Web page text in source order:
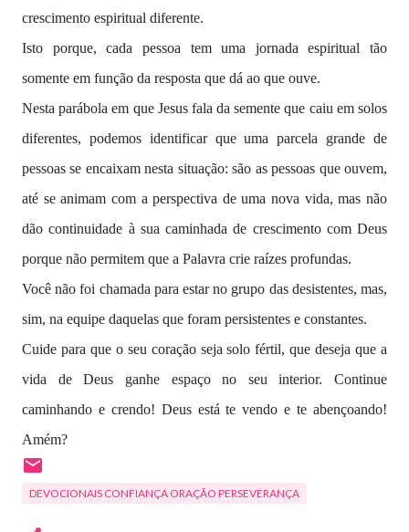
crescimento espiritual diferente.
Isto porque, cada pessoa tem uma jornada espiritual tão
somente em função da resposta que dá ao que ouve.
Nesta parábola em que Jesus fala da semente que caiu em solos
diferentes, podemos identificar que uma parcela grande de
pessoas se encaixam nesta situação: são as pessoas que ouvem,
até se animam com a perspectiva de uma nova vida, mas não
dão continuidade à sua caminhada de crescimento com Deus
porque não permitem que a Palavra crie raízes profundas.
Você não foi chamada para estar no grupo das desistentes, mas,
sim, na equipe daquelas que foram persistentes e constantes.
Cuide para que o seu coração seja solo fértil, que deseja que a
vida de Deus ganhe espaço no seu interior. Continue
caminhando e crendo! Deus está te vendo e te abençoando!
Amém?
DEVOCIONAIS CONFIANÇA ORAÇÃO PERSEVERANÇA